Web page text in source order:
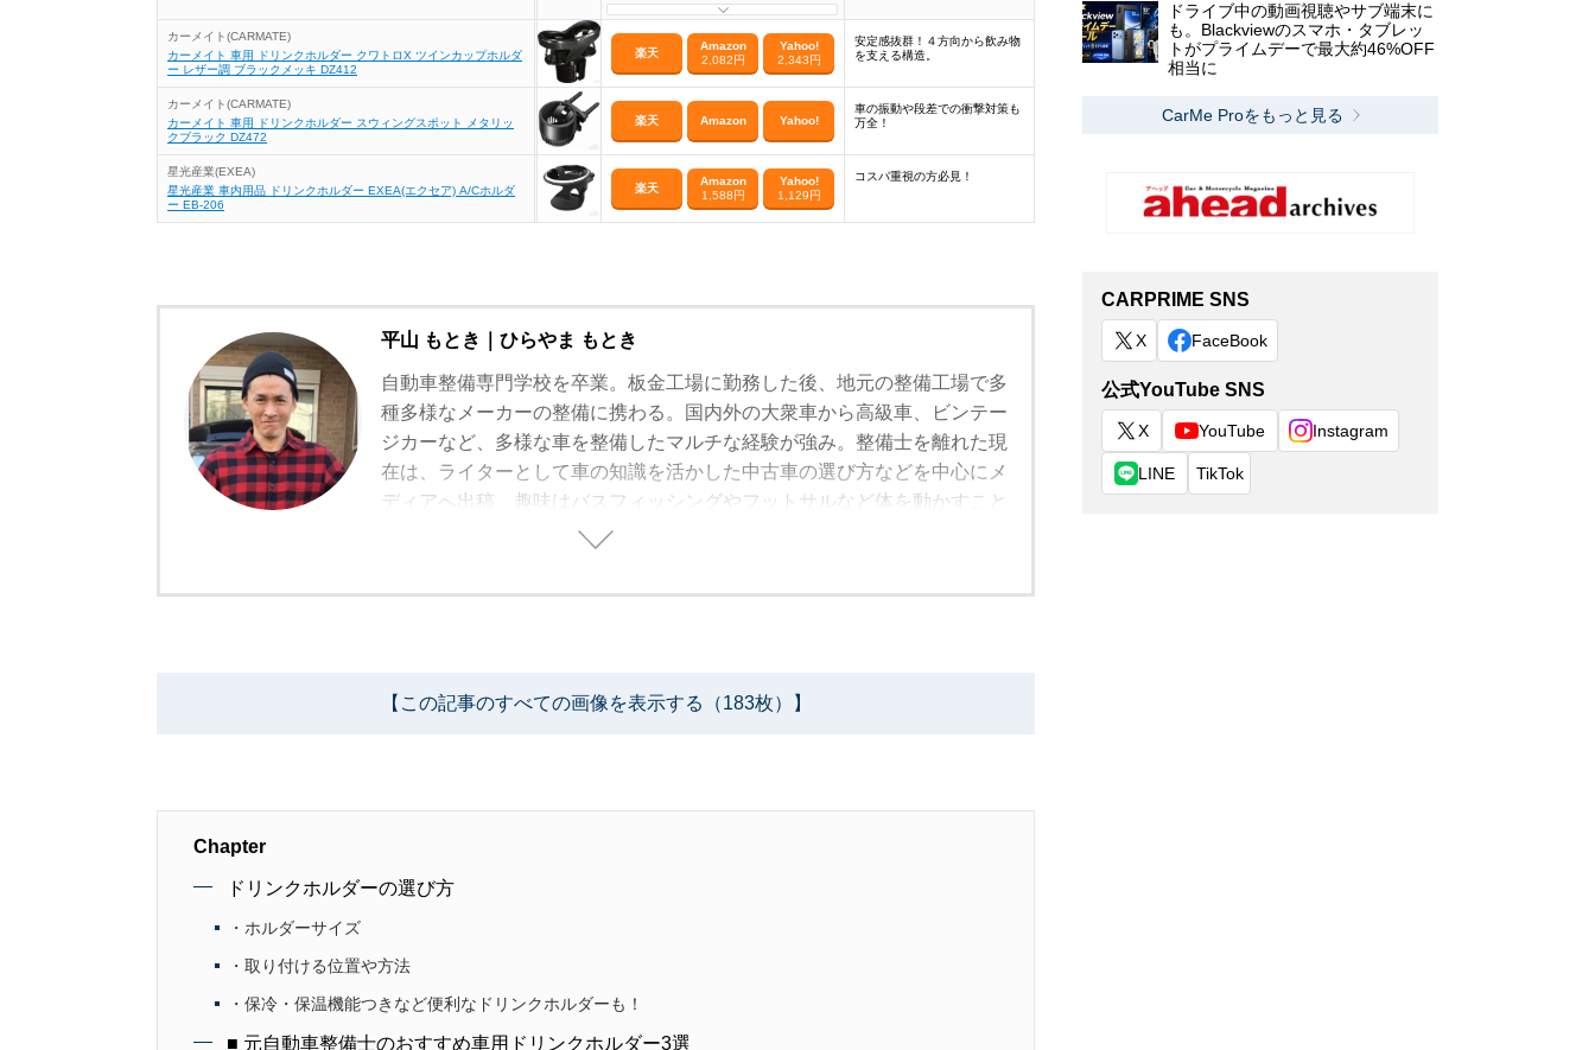
カーメイト(CARMATE)
カーメイト 車用 ドリンクホルダー クワトロX ツインカップホルダ
ー レザー調 ブラックメッキ DZ412
楽天
Amazon
2,082円
Yahoo!
2,343円
安定感抜群！４方向から飲み物
を支える構造。
カーメイト(CARMATE)
カーメイト 車用 ドリンクホルダー スウィングスポット メタリッ
クブラック DZ472
楽天 Amazon Yahoo!
車の振動や段差での衝撃対策も
万全！
星光産業(EXEA)
星光産業 車内用品 ドリンクホルダー EXEA(エクセア) A/Cホルダ
ー EB-206
楽天
Amazon
1,588円
Yahoo!
1,129円
コスパ重視の方必見！
平山 もとき｜ひらやま もとき
自動車整備専門学校を卒業。板金工場に勤務した後、地元の整備工場で多
種多様なメーカーの整備に携わる。国内外の大衆車から高級車、ビンテー
ジカーなど、多様な車を整備したマルチな経験が強み。整備士を離れた現
在は、ライターとして車の知識を活かした中古車の選び方などを中心にメ
ディアへ出稿。趣味はバスフィッシングやフットサルなど体を動かすこと
位入賞
【この記事のすべての画像を表示する（183枚）】
Chapter
ドリンクホルダーの選び方
・ホルダーサイズ
・取り付ける位置や方法
・保冷・保温機能つきなど便利なドリンクホルダーも！
■ 元自動車整備士のおすすめ車用ドリンクホルダー3選
ドライブ中の動画視聴やサブ端末に
も。Blackviewのスマホ・タブレッ
トがプライムデーで最大約46%OFF
相当に
CarMe Proをもっと見る
CARPRIME SNS
X FaceBook
公式YouTube SNS
X YouTube Instagram
LINE TikTok